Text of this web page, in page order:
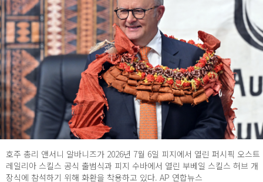
호주 총리 앤서니 알바니즈가 2026년 7월 6일 피지에서 열린 퍼시픽 오스트
레일리아 스킬스 공식 출범식과 피지 수바에서 열린 부베일 스킬스 허브 개
장식에 참석하기 위해 화환을 착용하고 있다. AP 연합뉴스